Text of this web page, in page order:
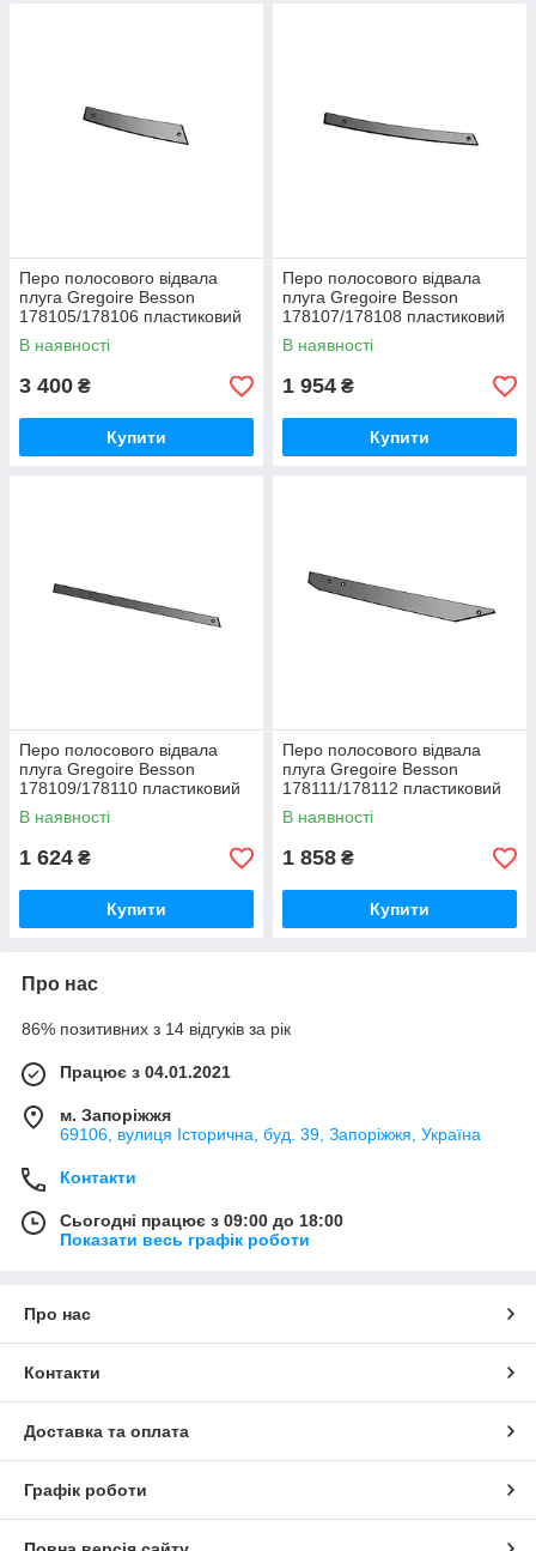
Перо полосового відвала
плуга Gregoire Besson
178105/178106 пластиковий
композитний Текрон
В наявності
3 400 ₴
Купити
Перо полосового відвала
плуга Gregoire Besson
178107/178108 пластиковий
композитний Текрон
В наявності
1 954 ₴
Купити
Перо полосового відвала
плуга Gregoire Besson
178109/178110 пластиковий
композитний Текрон
В наявності
1 624 ₴
Купити
Перо полосового відвала
плуга Gregoire Besson
178111/178112 пластиковий
композитний Текрон
В наявності
1 858 ₴
Купити
Про нас
86% позитивних з 14 відгуків за рік
Працює з 04.01.2021
м. Запоріжжя
69106, вулиця Історична, буд. 39, Запоріжжя, Україна
Контакти
Сьогодні працює з 09:00 до 18:00
Показати весь графік роботи
Про нас
Контакти
Доставка та оплата
Графік роботи